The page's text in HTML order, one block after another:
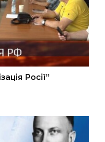
Росії”